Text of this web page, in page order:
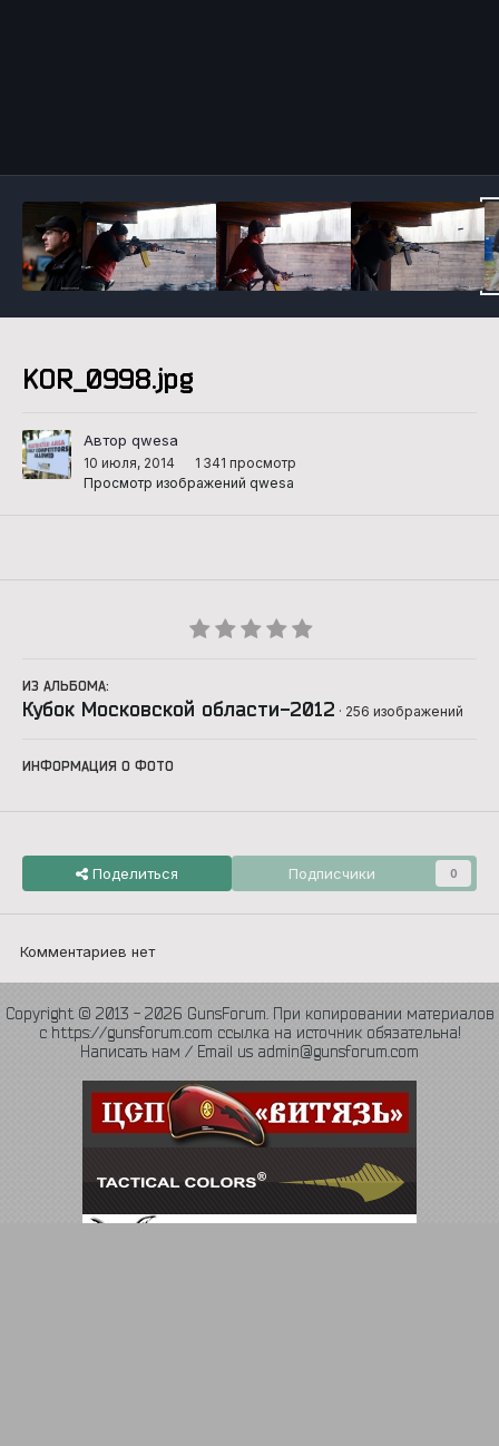
KOR_0998.jpg
Автор qwesa
10 июля, 2014
1 341 просмотр
Просмотр изображений qwesa
ИЗ АЛЬБОМА:
Кубок Московской области-2012 · 256 изображений
ИНФОРМАЦИЯ О ФОТО
Поделиться Подписчики 0
Комментариев нет
Copyright © 2013 - 2026 GunsForum. При копировании материалов
с https://gunsforum.com ссылка на источник обязательна!
Написать нам / Email us admin@gunsforum.com